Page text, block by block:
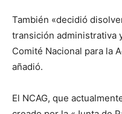
También «decidió
transición administrativa
Comité Nacional para la
añadió.
El NCAG, que